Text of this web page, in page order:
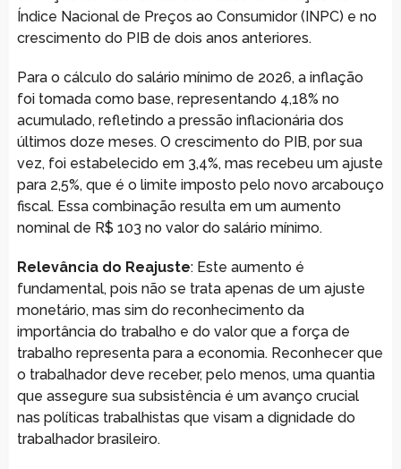
Índice Nacional de Preços ao Consumidor (INPC) e no
crescimento do PIB de dois anos anteriores.
Para o cálculo do salário mínimo de 2026, a inflação
foi tomada como base, representando 4,18% no
acumulado, refletindo a pressão inflacionária dos
últimos doze meses. O crescimento do PIB, por sua
vez, foi estabelecido em 3,4%, mas recebeu um ajuste
para 2,5%, que é o limite imposto pelo novo arcabouço
fiscal. Essa combinação resulta em um aumento
nominal de R$ 103 no valor do salário mínimo.
Relevância do Reajuste: Este aumento é
fundamental, pois não se trata apenas de um ajuste
monetário, mas sim do reconhecimento da
importância do trabalho e do valor que a força de
trabalho representa para a economia. Reconhecer que
o trabalhador deve receber, pelo menos, uma quantia
que assegure sua subsistência é um avanço crucial
nas políticas trabalhistas que visam a dignidade do
trabalhador brasileiro.